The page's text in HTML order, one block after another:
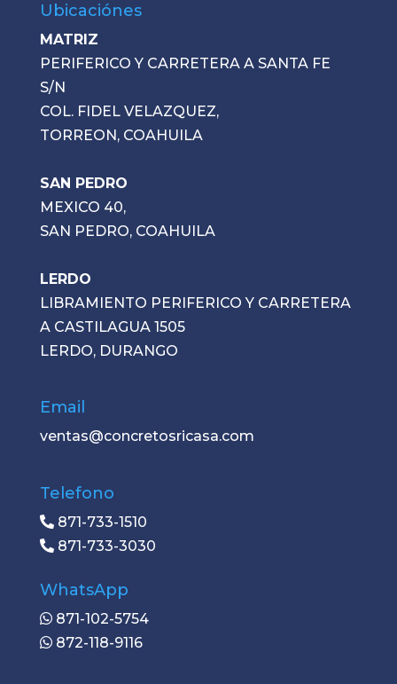
Ubicaciónes
MATRIZ
PERIFERICO Y CARRETERA A SANTA FE
S/N
COL. FIDEL VELAZQUEZ,
TORREON, COAHUILA
SAN PEDRO
MEXICO 40,
SAN PEDRO, COAHUILA
LERDO
LIBRAMIENTO PERIFERICO Y CARRETERA
A CASTILAGUA 1505
LERDO, DURANGO
Email
ventas@concretosricasa.com
Telefono
871-733-1510
871-733-3030
WhatsApp
871-102-5754
872-118-9116